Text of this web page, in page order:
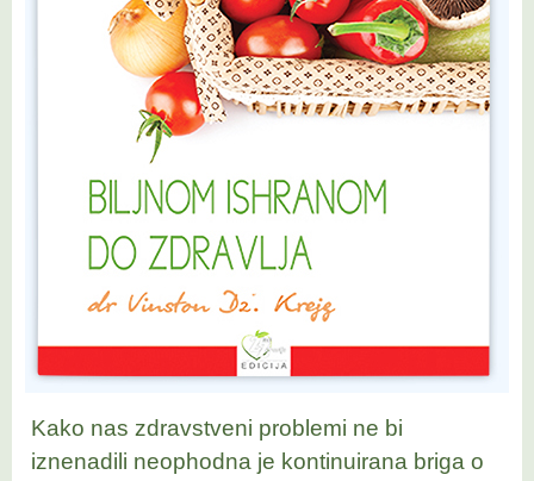
Kako nas zdravstveni problemi ne bi
iznenadili neophodna je kontinuirana briga o